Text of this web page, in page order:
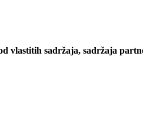
vlastitih sadržaja, sadržaja